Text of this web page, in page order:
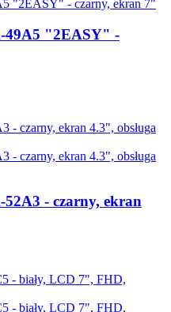
"2EASY" -
- czarny, ekran